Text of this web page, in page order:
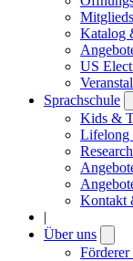
Katalog
US
Sprachschule
Kids &
Lifelong
Kontakt
|
Über uns